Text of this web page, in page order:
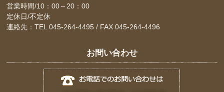
営業時間/10：00～20：00
定休日/不定休
連絡先：TEL 045-264-4495 / FAX 045-264-4496
お問い合わせ